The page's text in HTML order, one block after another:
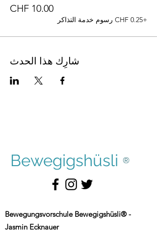
+‏0.25 CHF رسوم خدمة التذاكر
شارِك هذا الحدث
Bewegigshüsli ®
Bewegungsvorschule Bewegigshüsli® -
Jasmin Ecknauer